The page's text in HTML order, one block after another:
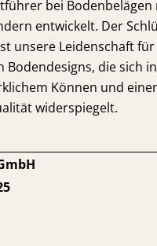
bei Bodenbelägen
entwickelt. Der
unsere Leidenschaft
Bodendesigns, die sich
Können und
widerspiegelt.